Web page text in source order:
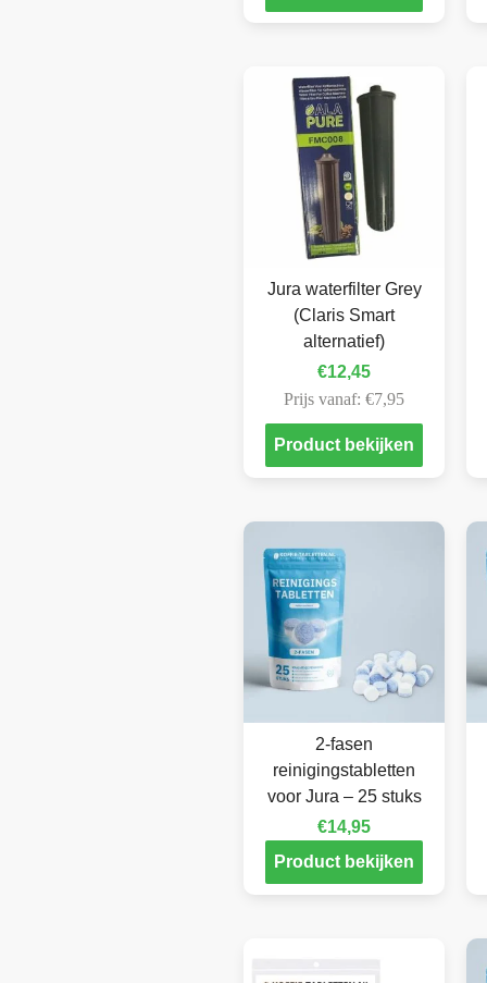
Jura waterfilter Grey
(Claris Smart
alternatief)
€12,45
Prijs vanaf: €7,95
Product bekijken
2-fasen
reinigingstabletten
voor Jura – 25 stuks
€14,95
Product bekijken